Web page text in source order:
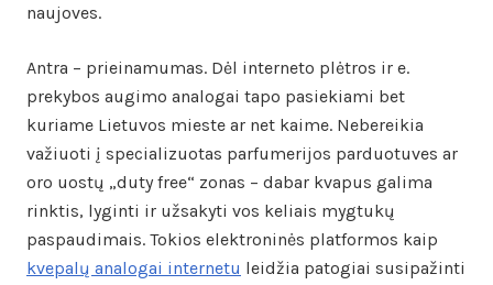
naujoves.
Antra – prieinamumas. Dėl interneto plėtros ir e.
prekybos augimo analogai tapo pasiekiami bet
kuriame Lietuvos mieste ar net kaime. Nebereikia
važiuoti į specializuotas parfumerijos parduotuves ar
oro uostų „duty free“ zonas – dabar kvapus galima
rinktis, lyginti ir užsakyti vos keliais mygtukų
paspaudimais. Tokios elektroninės platformos kaip
kvepalų analogai internetu leidžia patogiai susipažinti